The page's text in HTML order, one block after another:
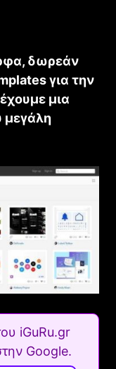
δωρεάν
για την
μια
μεγάλη
iGuRu.gr
Google.